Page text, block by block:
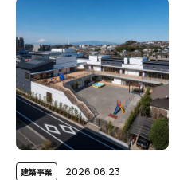
建築事業 2026.06.23